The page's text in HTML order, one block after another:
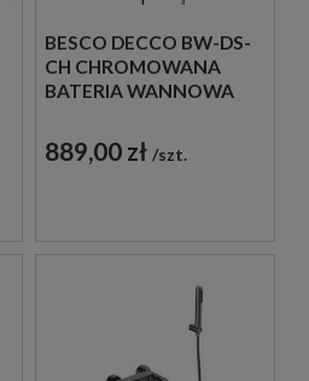
BESCO DECCO BW-DS-
CH CHROMOWANA
BATERIA WANNOWA
889,00 zł szt.